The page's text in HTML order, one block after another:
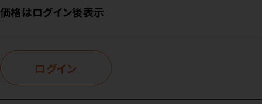
価格はログイン後表示
ログイン